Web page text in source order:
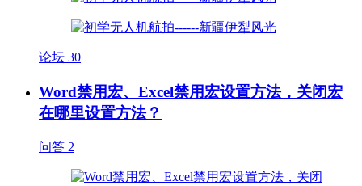
论坛 30
Word禁用宏、Excel禁用宏设置方法，关闭宏
在哪里设置方法？
问答 2